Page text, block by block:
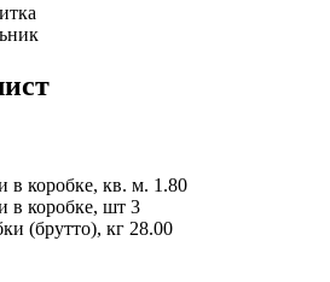
в коробке, кв. м. 1.80
в коробке, шт 3
(брутто), кг 28.00